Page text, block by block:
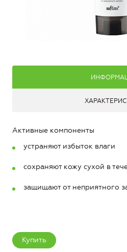
Активные компоненты
устраняют избыток влаги
сохраняют кожу сухой в
защищают от неприятного
Купить